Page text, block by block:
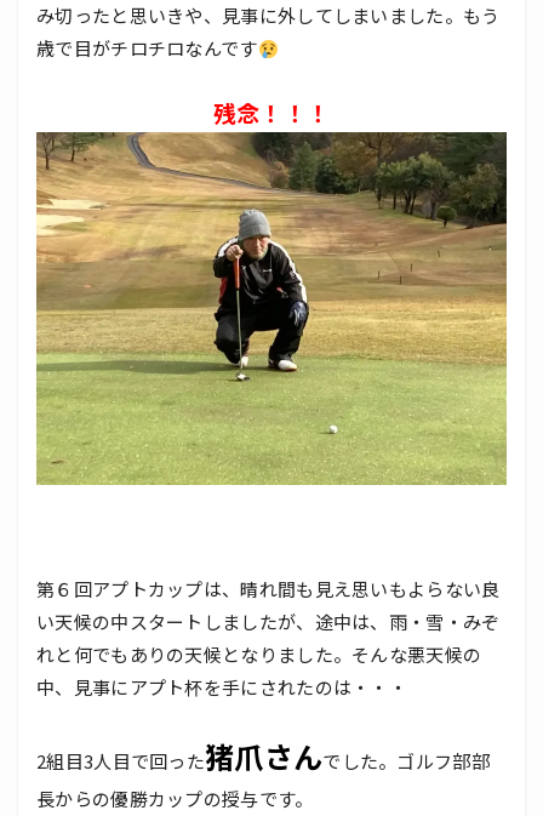
み切ったと思いきや、見事に外してしまいました。もう
歳で目がチロチロなんです
残念！！！
第６回アプトカップは、晴れ間も見え思いもよらない良
い天候の中スタートしましたが、途中は、雨・雪・みぞ
れと何でもありの天候となりました。そんな悪天候の
中、見事にアプト杯を手にされたのは・・・
2組目3人目で回った猪爪さんでした。ゴルフ部部
長からの優勝カップの授与です。